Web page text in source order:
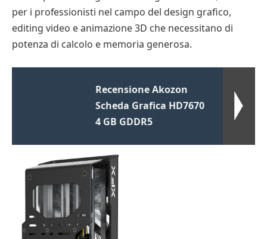
per i professionisti nel campo del design grafico,
editing video e animazione 3D che necessitano di
potenza di calcolo e memoria generosa.
Recensione Akozon
Scheda Grafica HD7670
4 GB GDDR5